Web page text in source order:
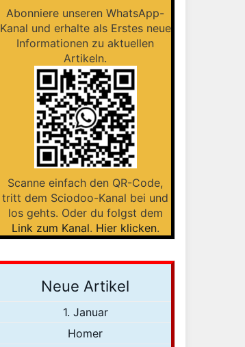
Abonniere unseren WhatsApp-
Kanal und erhalte als Erstes neue
Informationen zu aktuellen
Artikeln.
Scanne einfach den QR-Code,
tritt dem Sciodoo-Kanal bei und
los gehts. Oder du folgst dem
Link zum Kanal. Hier klicken.
Neue Artikel
1. Januar
Homer